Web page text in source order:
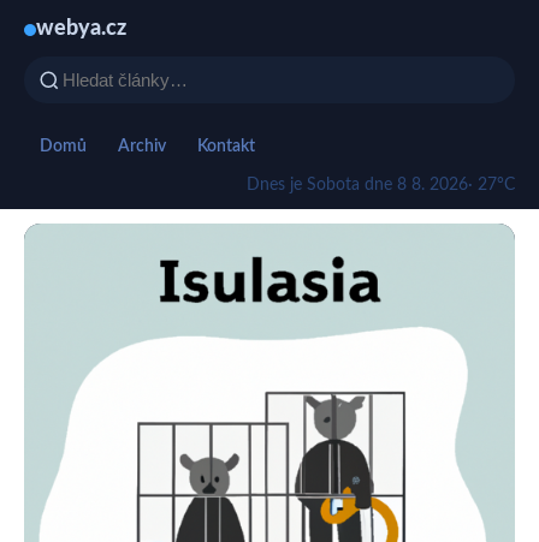
webya.cz
Domů Archiv Kontakt
Dnes je Sobota dne 8 8. 2026· 27°C